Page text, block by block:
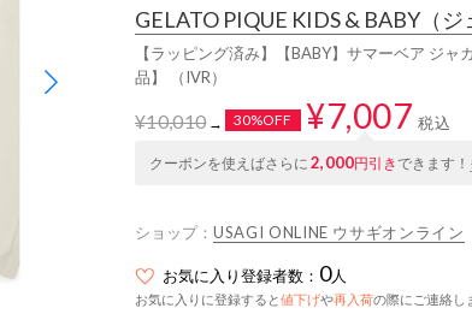
GELATO PIQUE KIDS & BABY（ジ
【ラッピング済み】【BABY】サマーベア ジ
品】 （IVR）
¥10,010→ 30%OFF ¥7,007 税込
クーポンを使えばさらに 2,000円引きできます！
ショップ： USAGI ONLINE ウサギオンライン
お気に入り登録者数： 0人
お気に入りに登録すると値下げや再入荷の際にご連絡し